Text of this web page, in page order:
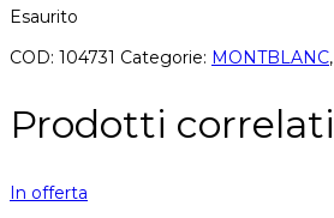
Esaurito
COD: 104731 Categorie: MONTBLANC,
Prodotti correlati
In offerta